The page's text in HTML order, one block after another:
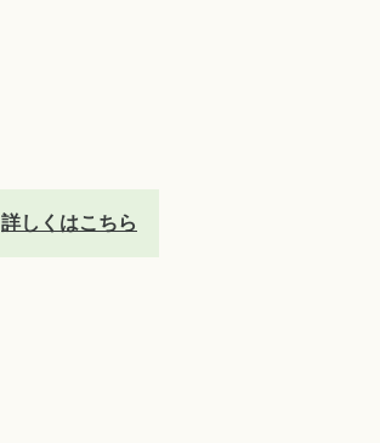
詳しくはこちら